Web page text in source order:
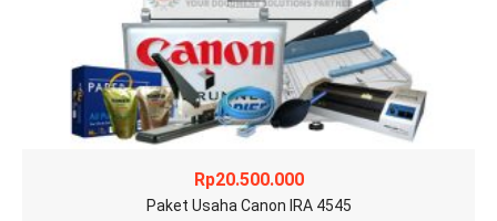
Rp20.500.000
Paket Usaha Canon IRA 4545